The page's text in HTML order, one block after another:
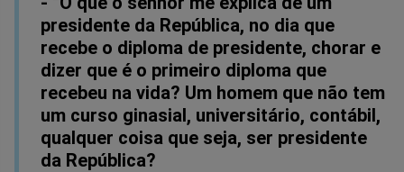
presidente da República, no dia que
recebe o diploma de presidente, chorar e
dizer que é o primeiro diploma que
recebeu na vida? Um homem que não tem
um curso ginasial, universitário, contábil,
qualquer coisa que seja, ser presidente
da República?